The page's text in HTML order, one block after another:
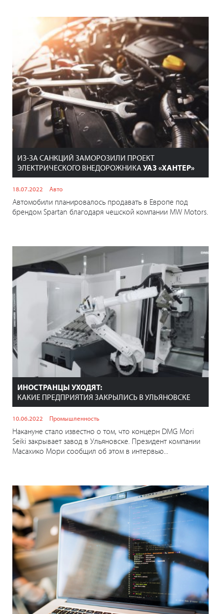
ИЗ-ЗА САНКЦИЙ ЗАМОРОЗИЛИ ПРОЕКТ
ЭЛЕКТРИЧЕСКОГО ВНЕДОРОЖНИКАУАЗ «ХАНТЕР»
18.07.2022 Авто
Автомобили планировалось продавать в Европе под
брендом Spartan благодаря чешской компании MW Motors.
ИНОСТРАНЦЫ УХОДЯТ:
КАКИЕ ПРЕДПРИЯТИЯ ЗАКРЫЛИСЬ В УЛЬЯНОВСКЕ
10.06.2022 Промышленность
Накануне стало известно о том, что концерн DMG Mori
Seiki закрывает завод в Ульяновске. Президент компании
Масахико Мори сообщил об этом в интервью...